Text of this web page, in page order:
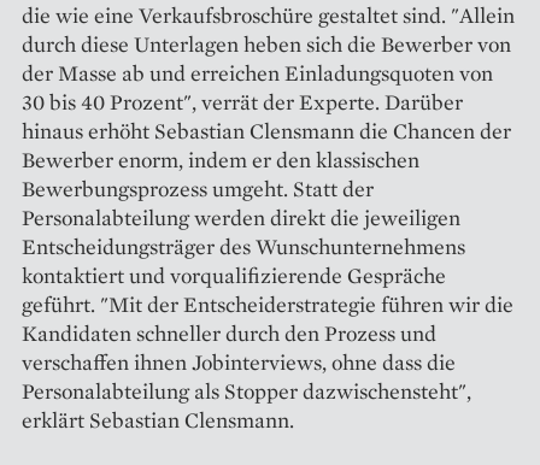
die wie eine Verkaufsbroschüre gestaltet sind. "Allein
durch diese Unterlagen heben sich die Bewerber von
der Masse ab und erreichen Einladungsquoten von
30 bis 40 Prozent", verrät der Experte. Darüber
hinaus erhöht Sebastian Clensmann die Chancen der
Bewerber enorm, indem er den klassischen
Bewerbungsprozess umgeht. Statt der
Personalabteilung werden direkt die jeweiligen
Entscheidungsträger des Wunschunternehmens
kontaktiert und vorqualifizierende Gespräche
geführt. "Mit der Entscheiderstrategie führen wir die
Kandidaten schneller durch den Prozess und
verschaffen ihnen Jobinterviews, ohne dass die
Personalabteilung als Stopper dazwischensteht",
erklärt Sebastian Clensmann.